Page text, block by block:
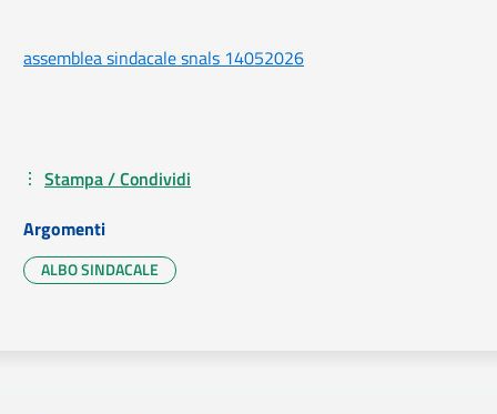
assemblea sindacale snals 14052026
Stampa / Condividi
Argomenti
ALBO SINDACALE